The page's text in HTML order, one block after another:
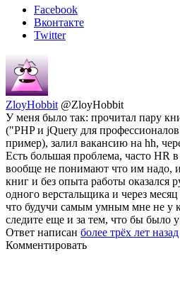
Facebook
Вконтакте
Twitter
ZloyHobbit @ZloyHobbit
У меня было так: прочитал пару
("PHP и jQuery для
пример), залил вакансию на hh,
Есть большая проблема, часто HR
вообще не понимают что им надо,
книг и без опыта работы оказался
одного верстальщика и через
что будучи самым умным мне не у
следите еще и за тем, что бы было у
Ответ написан более трёх лет назад
Комментировать